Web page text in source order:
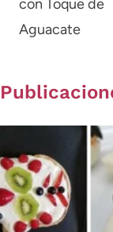
entradas
con Toque de
Aguacate